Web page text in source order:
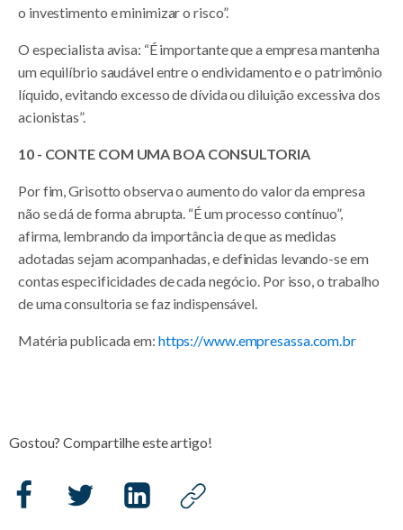
o investimento e minimizar o risco”.
O especialista avisa: “É importante que a empresa mantenha
um equilíbrio saudável entre o endividamento e o patrimônio
líquido, evitando excesso de dívida ou diluição excessiva dos
acionistas”.
10 - CONTE COM UMA BOA CONSULTORIA
Por fim, Grisotto observa o aumento do valor da empresa
não se dá de forma abrupta. “É um processo contínuo”,
afirma, lembrando da importância de que as medidas
adotadas sejam acompanhadas, e definidas levando-se em
contas especificidades de cada negócio. Por isso, o trabalho
de uma consultoria se faz indispensável.
Matéria publicada em: https://www.empresassa.com.br
Gostou? Compartilhe este artigo!